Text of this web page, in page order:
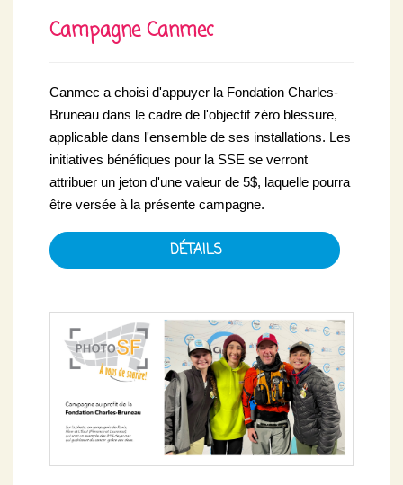
Campagne Canmec
Canmec a choisi d'appuyer la Fondation Charles-
Bruneau dans le cadre de l'objectif zéro blessure,
applicable dans l'ensemble de ses installations. Les
initiatives bénéfiques pour la SSE se verront
attribuer un jeton d'une valeur de 5$, laquelle pourra
être versée à la présente campagne.
DÉTAILS